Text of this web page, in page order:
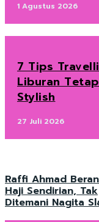
1 Agustus 2026
7 Tips
Liburan
Stylish
27 Juli 2026
Raffi Ahmad
Haji Sendirian, Tak
Ditemani Nagita